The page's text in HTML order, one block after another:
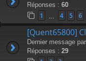
Réponses : 60
1 4 5 6
[Quent65800]
Dernier message par
Réponses : 29